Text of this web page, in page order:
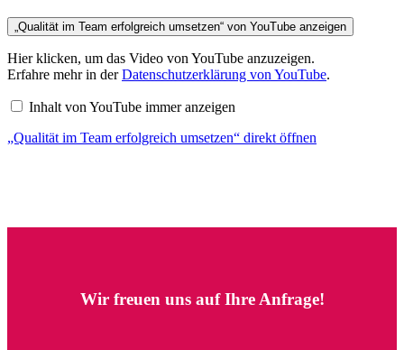
„Qualität im Team erfolgreich umsetzen“ von YouTube anzeigen
Hier klicken, um das Video von YouTube anzuzeigen.
Erfahre mehr in derDatenschutzerklärung von YouTube.
Inhalt von YouTube immer anzeigen
„Qualität im Team erfolgreich umsetzen“ direkt öffnen
Wir freuen uns auf Ihre Anfrage!